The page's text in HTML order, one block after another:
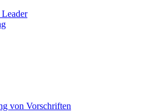
von Vorschriften